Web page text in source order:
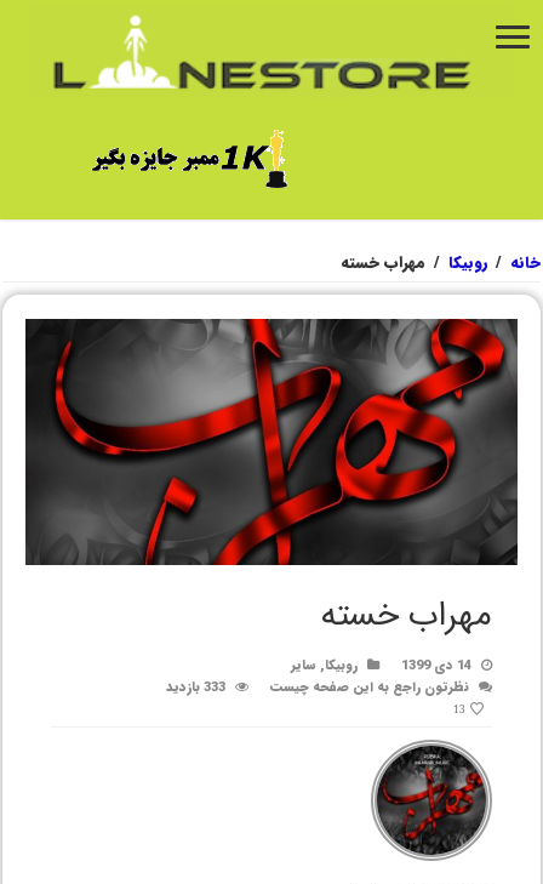
خانه / روبیکا / مهراب خسته
مهراب خسته
14 دی 1399 روبیکا, سایر
نظرتون راجع به این صفحه چیست
333 بازدید
13